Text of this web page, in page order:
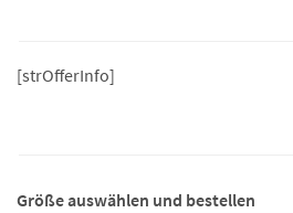
[strOfferInfo]
Größe auswählen und bestellen